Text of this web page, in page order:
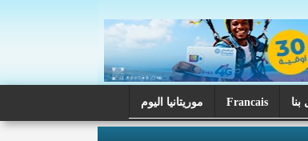
بنا Francais موريتانيا اليوم